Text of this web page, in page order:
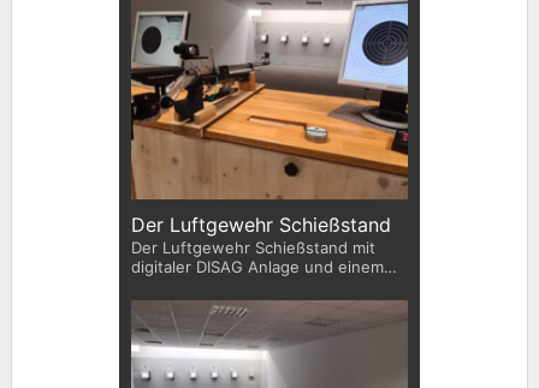
Der Luftgewehr Schießstand
Der Luftgewehr Schießstand mit
digitaler DISAG Anlage und einem